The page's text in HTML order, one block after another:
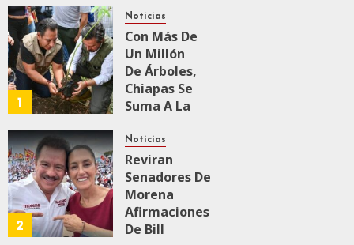
Canadá Y EU
MAYO 25, 2026
0
352
1
Noticias
Con Más De
Un Millón
De Árboles,
Chiapas Se
Suma A La
Nacional De
Reforestación
Impulsada
Por Claudia
Sheinbaum
2
Noticias
Reviran
Senadores De
Morena
Afirmaciones
De Bill